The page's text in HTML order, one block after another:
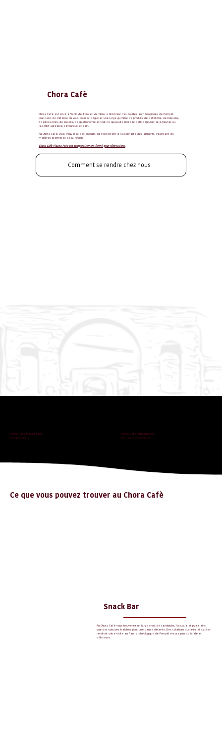
Chora Cafè
Chora Cafè est situé à Vicolo del Foro et Via Plinio, à l'intérieur des Fouilles archéologiques de Pompéi.
Une oasis de détente où vous pourrez déguster une large gamme de produits de cafétéria, de boissons,
de pâtisseries, de snacks, de gastronomie et tout ce qui peut rendre le petit-déjeuner, le déjeuner ou
l'apéritif agréable, savoureux et sain.
Au Chora Cafè, vous trouverez des produits qui respectent la saisonnalité des aliments, valorisant les
matières premières de la région.
Chora Cafè Piazza Foro est temporairement fermé pour rénovations.
Comment se rendre chez nous
Chora Cafè Piazza Foro
Via del Foro, 12
Chora Cafè Quadriportico
Dei Teatri Via Plinio, 101
Snack Bar
Au Chora Cafè vous trouverez un large choix de sandwichs, focaccia et pizza ainsi
que des boissons fraîches pour une pause détente. Des collations sucrées et salées
rendront votre visite au Parc archéologique de Pompéi encore plus spéciale et
délicieuse.
Ce que vous pouvez trouver au Chora Cafè